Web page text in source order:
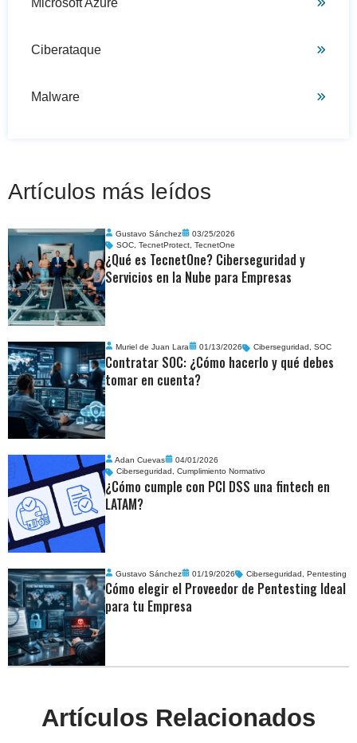
Ciberataque
Malware
Artículos más leídos
Gustavo Sánchez
03/25/2026
SOC,TecnetProtect,TecnetOne
¿Qué es TecnetOne? Ciberseguridad y
Servicios en la Nube para Empresas
Muriel de Juan Lara 01/13/2026 Ciberseguridad ,SOC
Contratar SOC: ¿Cómo hacerlo y qué debes
tomar en cuenta?
Adan Cuevas
04/01/2026
Ciberseguridad ,Cumplimiento Normativo
¿Cómo cumple con PCI DSS una fintech en
LATAM?
Gustavo Sánchez 01/19/2026 Ciberseguridad ,Pentesting
Cómo elegir el Proveedor de Pentesting Ideal
para tu Empresa
Artículos Relacionados